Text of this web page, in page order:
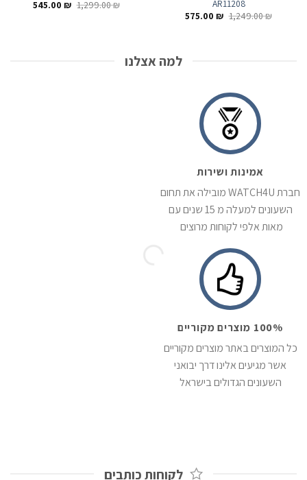
AR11208
1,249.00₪ המחיר
575.00₪ המחיר
1,299.00₪ המחיר
545.00₪ המחיר
למה אצלנו
אמינות ושירות
חברת WATCH4U מובילה את תחום
השעונים למעלה מ 15 שנים עם
מאות אלפי לקוחות מרוצים
100% מוצרים מקוריים
כל המוצרים באתר מוצרים מקוריים
אשר מגיעים אלינו דרך יבואני
השעונים הגדולים בישראל
לקוחות כותבים